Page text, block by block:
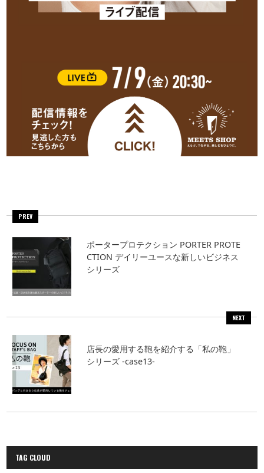
PREV
ポータープロテクション PORTER PROTE
CTION デイリーユースな新しいビジネス
シリーズ
NEXT
店長の愛用する鞄を紹介する「私の鞄」
シリーズ -case13-
TAG CLOUD